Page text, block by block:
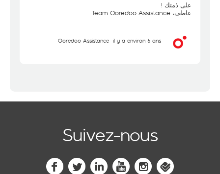
على ذمتك !
عاطف، Team Ooredoo Assistance
Ooredoo Assistance il y a environ 6 ans
Suivez-nous